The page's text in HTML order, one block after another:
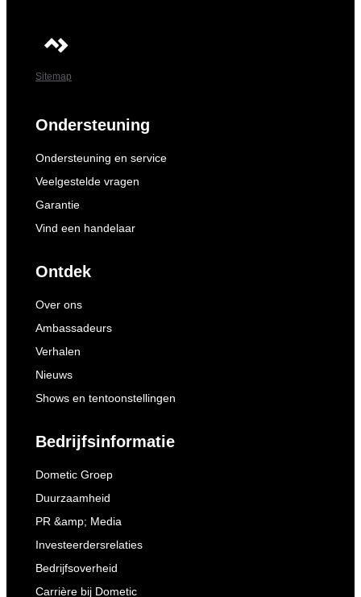
Sitemap
Ondersteuning
Ondersteuning en service
Veelgestelde vragen
Garantie
Vind een handelaar
Ontdek
Over ons
Ambassadeurs
Verhalen
Nieuws
Shows en tentoonstellingen
Bedrijfsinformatie
Dometic Groep
Duurzaamheid
PR &amp; Media
Investeerdersrelaties
Bedrijfsoverheid
Carrière bij Dometic